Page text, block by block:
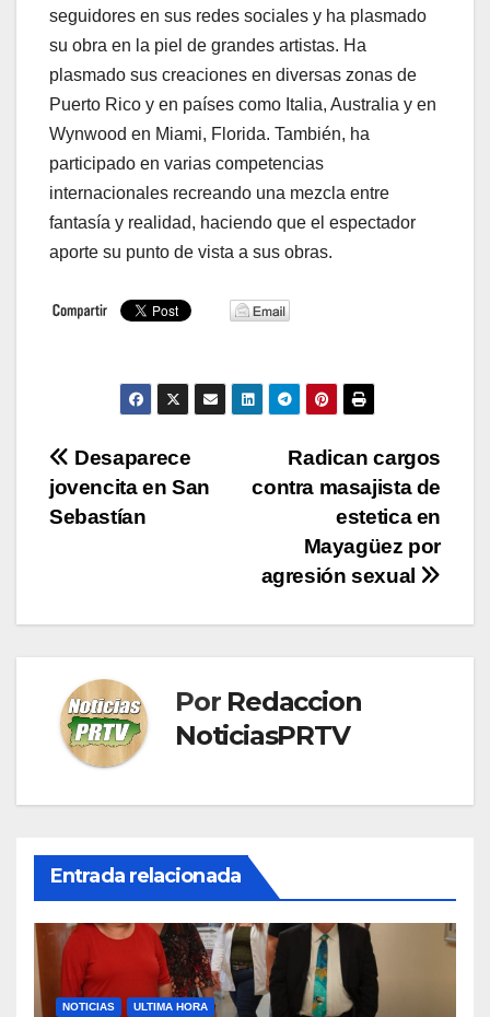
seguidores en sus redes sociales y ha plasmado
su obra en la piel de grandes artistas. Ha
plasmado sus creaciones en diversas zonas de
Puerto Rico y en países como Italia, Australia y en
Wynwood en Miami, Florida. También, ha
participado en varias competencias
internacionales recreando una mezcla entre
fantasía y realidad, haciendo que el espectador
aporte su punto de vista a sus obras.
Navegación
de
Radican cargos
contra masajista de
estetica en
Mayagüez por
agresión sexual
Desaparece
jovencita en San
Sebastían
Por Redaccion
NoticiasPRTV
Entrada relacionada
NOTICIAS ULTIMA HORA